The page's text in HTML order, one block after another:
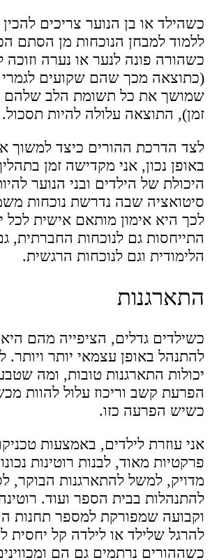
כשהילד או בן הנוער צריכים
ללמוד למבחן הנוכחות מן הסתם
כשהורה פונה לנער או נערה
(כתוצאה מכך שהם שקועים לגמרי
שמושך את כל תשומת הלב שלהם
זמן), התוצאה עלולה להיות תסכול.
לצד הדרכת ההורים כיצד למשוך
באופן נכון, אני מקדישה זמן
היכולת של הילדים ובני הנוער
סיטואציה שבה נדרשת נוכחות
לכך היא אימון מותאם אישית לכל
התייחסות גם לנוכחות החברתית,
הלימודית וגם לנוכחות הרגשית.
התארגנות
כשילדים גדלים, הציפייה מהם
להתנהל באופן עצמאי יותר
יכולות התארגנות טובות, ומה
הפרעת קשב וריכוז עלול להוות
כשיש הפרעה כזו.
אני עוזרת לילדים, באמצעות
פרקטיות מאוד, לבנות רוטינות
מדויק, למשל להתארגנות הבוקר,
להתנהלות בבית הספר ועוד.
וקבועה שמפורקת למספר תחנות
להרגל שלילד או לילדה קל יחסית
כשההורים נרתמים גם הם